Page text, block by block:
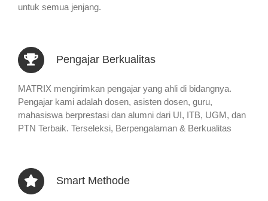
untuk semua jenjang.
Pengajar Berkualitas
MATRIX mengirimkan pengajar yang ahli di bidangnya.
Pengajar kami adalah dosen, asisten dosen, guru,
mahasiswa berprestasi dan alumni dari UI, ITB, UGM, dan
PTN Terbaik. Terseleksi, Berpengalaman & Berkualitas
Smart Methode